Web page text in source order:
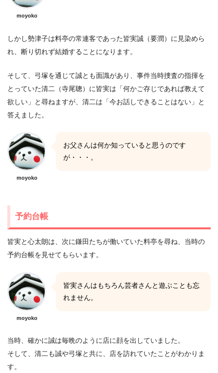
moyoko
しかし勢津子は料亭の常連客であった皆実誠（要潤）に見染めら
れ、断り切れず結婚することになります。
そして、弓塚を通じて誠とも面識があり、事件当時捜査の指揮を
とっていた清二（寺尾聰）に皆実は「何かご存じであれば教えて
欲しい」と尋ねますが、清二は「今お話しできることはない」と
答えました。
moyoko
お父さんは何か知っていると思うのです
が・・・。
予約台帳
皆実と心太朗は、次に鎌田たちが働いていた料亭を尋ね、当時の
予約台帳を見せてもらいます。
moyoko
皆実さんはもちろん芸者さんと遊ぶことも忘
れません。
当時、確かに誠は毎晩のように店に顔を出していました。
そして、清二も誠や弓塚と共に、店を訪れていたことがわかりま
す。